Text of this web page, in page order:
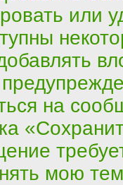
или
на
мою